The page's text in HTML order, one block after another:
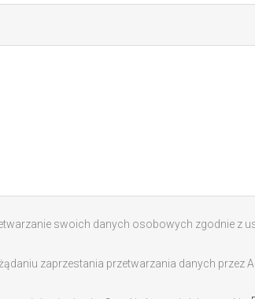
swoich danych osobowych zgodnie z
zaprzestania przetwarzania danych przez